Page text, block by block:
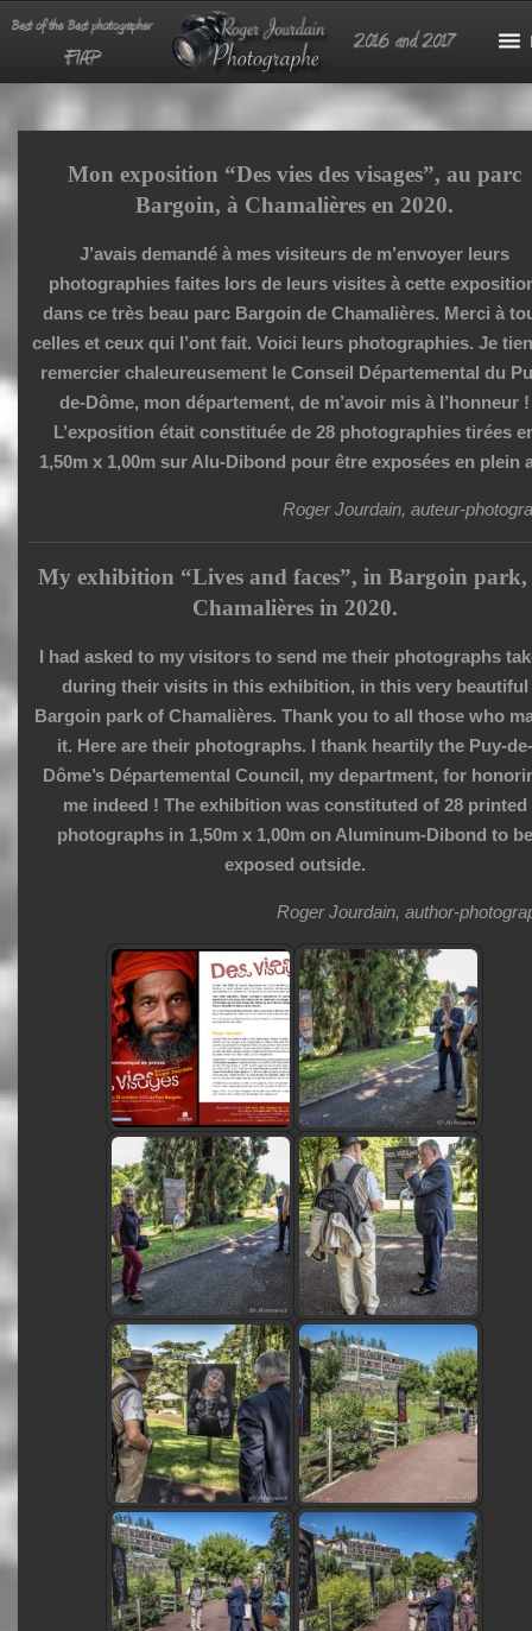
Mon exposition “Des vies des visages”, au parc
Bargoin, à Chamalières en 2020.
J’avais demandé à mes visiteurs de m’envoyer leurs
photographies faites lors de leurs visites à cette
dans ce très beau parc Bargoin de Chamalières. Merci à
celles et ceux qui l’ont fait. Voici leurs photographies. Je
remercier chaleureusement le Conseil Départemental du
de-Dôme, mon département, de m’avoir mis à l’honneur !
L’exposition était constituée de 28 photographies tirées
1,50m x 1,00m sur Alu-Dibond pour être exposées en plein
Roger Jourdain, auteur-
My exhibition “Lives and faces”, in Bargoin park,
Chamalières in 2020.
I had asked to my visitors to send me their photographs
during their visits in this exhibition, in this very beautiful
Bargoin park of Chamalières. Thank you to all those who
it. Here are their photographs. I thank heartily the Puy-de-
Dôme’s Départemental Council, my department, for
me indeed ! The exhibition was constituted of 28 printed
photographs in 1,50m x 1,00m on Aluminum-Dibond to be
exposed outside.
Roger Jourdain, author-